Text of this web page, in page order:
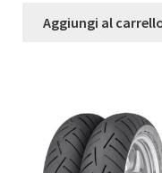
Aggiungi al